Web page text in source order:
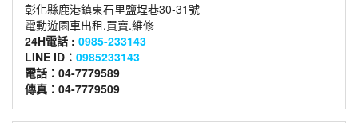
彰化縣鹿港鎮東石里鹽埕巷30-31號
電動遊園車出租.買賣.維修
24H電話 : 0985-233143
LINE ID： 0985233143
電話：04-7779589
傳真：04-7779509